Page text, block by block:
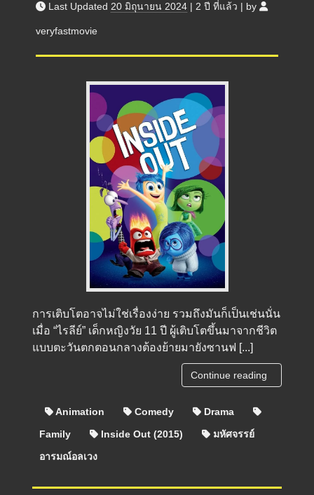
Last Updated 20 มิถุนายน 2024 | 2 ปี ที่แล้ว | by
veryfastmovie
การเติบโตอาจไม่ใช่เรื่องง่าย รวมถึงมันก็เป็นเช่นนั่น
เมื่อ “ไรลีย์” เด็กหญิงวัย 11 ปี ผู้เติบโตขึ้นมาจากชีวิต
แบบตะวันตกตอนกลางต้องย้ายมายังซานฟ [...]
Continue reading
Animation Comedy
Drama
Family
Inside Out (2015)
มหัศจรรย์
อารมณ์อลเวง